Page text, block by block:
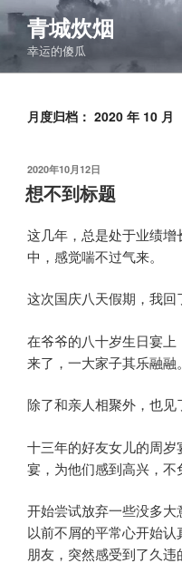
跳
至
容
青城炊烟
幸运的傻瓜
月度归档： 2020 年 10 月
发
布
于
2020年10月12日
想不到标题
这几年，总是处于业绩
中，感觉喘不过气来。
这次国庆八天假期，我回
在爷爷的八十岁生日宴
来了，一大家子其乐融融。
除了和亲人相聚外，也见
十三年的好友女儿的周
宴，为他们感到高兴，不
开始尝试放弃一些没多
以前不屑的平常心开始
朋友，突然感受到了久违